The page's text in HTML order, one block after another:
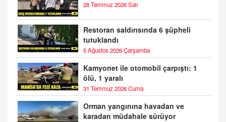
28 Temmuz 2026 Salı
Restoran saldırısında 6 şüpheli
tutuklandı
5 Ağustos 2026 Çarşamba
Kamyonet ile otomobil çarpıştı: 1
ölü, 1 yaralı
31 Temmuz 2026 Cuma
Orman yangınına havadan ve
karadan müdahale sürüyor